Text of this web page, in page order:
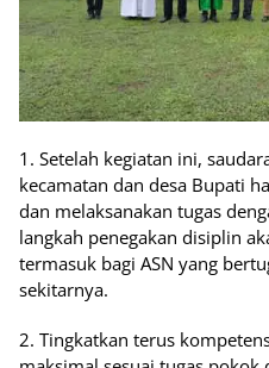
1. Setelah kegiatan ini,
kecamatan dan desa Bupati
dan melaksanakan tugas
langkah penegakan disiplin
termasuk bagi ASN yang
sekitarnya.
2. Tingkatkan terus